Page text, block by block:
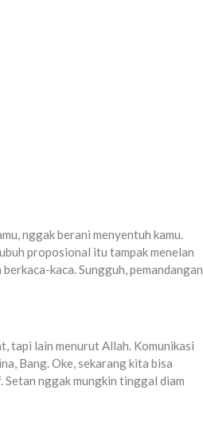
nggak berani menyentuh kamu.
proposional itu tampak menelan
kaca. Sungguh, pemandangan
tapi lain menurut Allah. Komunikasi
Bang. Oke, sekarang kita bisa
Setan nggak mungkin tinggal diam